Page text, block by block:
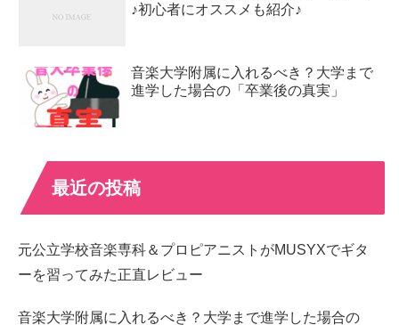
♪初心者にオススメも紹介♪
音楽大学附属に入れるべき？大学まで
進学した場合の「卒業後の真実」
最近の投稿
元公立学校音楽専科＆プロピアニストがMUSYXでギタ
ーを習ってみた正直レビュー
音楽大学附属に入れるべき？大学まで進学した場合の